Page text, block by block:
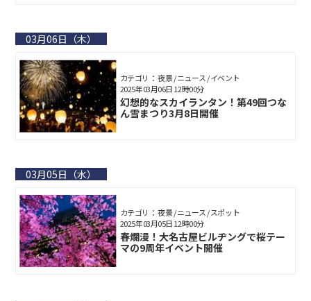
03月06日（木）
カテゴリ： 夜景 / ニュース / イベント
幻想的なスカイランタン！第49回つな
ん雪まつり3月8日開催
2025年03月06日 12時00分
03月05日（水）
カテゴリ： 夜景 / ニュース / スポット
春爛漫！大名古屋ビルヂングで桜テー
マの9周年イベント開催
2025年03月05日 12時00分